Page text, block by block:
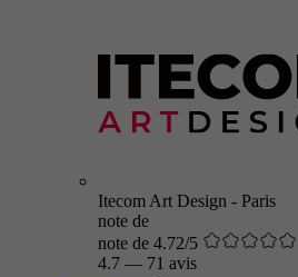
Itecom Art Design - Paris
note de
note de 4.72/5
4.7 — 71 avis